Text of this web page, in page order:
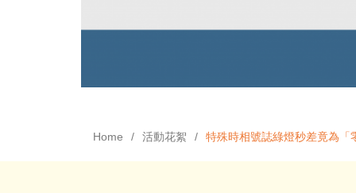
Home 活動花絮 特殊時相號誌綠燈秒差竟為「